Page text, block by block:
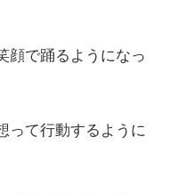
顔で踊るようになっ
って行動するように